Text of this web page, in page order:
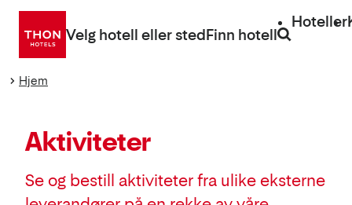
Gå
direkte
Velg hotell eller stedFinn hotell
Hoteller
Hjem
Aktiviteter
Se og bestill aktiviteter fra ulike eksterne